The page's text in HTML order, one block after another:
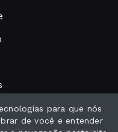
para que nós
de você e entender